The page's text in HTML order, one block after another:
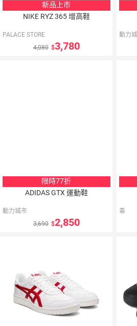
新品上市
NIKE RYZ 365 增高鞋
PALACE STORE
4,080
3,780
動力
限時77折
ADIDAS GTX 運動鞋
動力城市
3,690
2,850
毒